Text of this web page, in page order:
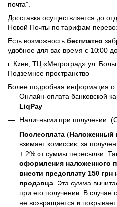
почта”.
Дооставка осуществляется до
Новой Почты по тарифам
Есть возможность бесплатно
удобное для вас время с 10:00
г. Киев, ТЦ «Метроград» ул.
Подземное пространство
Более подробная информация о
Онлайн-оплата банковской
LiqPay
Наличными при получении.
Послеоплата (Наложенный
взимает комиссию за
+ 2% от суммы пересылки.
оформления наложенного
внести предоплату 150
продавца . Эта сумма
при его получении. В случае
не возвращается и